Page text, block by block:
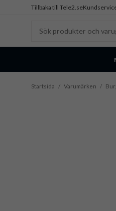
Tillbaka till Tele2.se
Startsida / Varumärken /